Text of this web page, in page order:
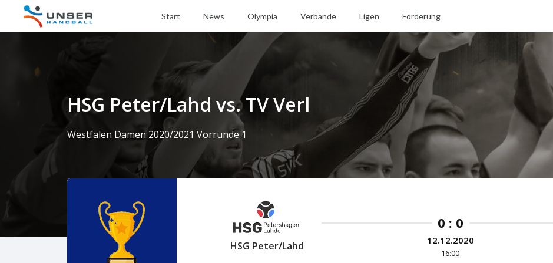
Start News Olympia Verbände Ligen Förderung
HSG Peter/Lahd vs. TV Verl
Westfalen Damen 2020/2021 Vorrunde 1
HSG Peter/Lahd
0 : 0
12.12.2020
16:00